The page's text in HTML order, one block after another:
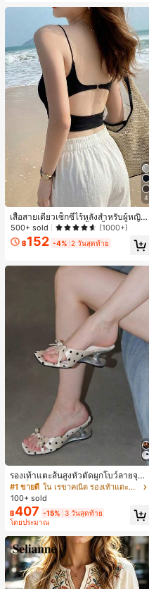
4
เสื้อสายเดี่ยวเซ็กซี่ไร้หลังสำหรับผู้หญิง
พร้อมบราแบบมีฟองน้ำ, เสื้อกล้ามแขน
กุด, เสื้อลำลองสีดำสำหรับฤดูร้อน
500+ sold (1000+)
฿152 -4% 2 วันสุดท้าย
รองเท้าแตะส้นสูงหัวตัดผูกโบว์ลายจุดส
ายเดี่ยวส้นไม่สมมาตรสำหรับผู้หญิง, รอ
งเท้าแตะส้นสูงหนังเทียมสีขาวหรูหรา
สำหรับฤดูร้อน
#1 ขายดี
ใน เรขาคณิต รองเท้าแตะส้นสูงผู้หญิง
100+ sold
฿407 -15% 3 วันสุดท้าย
โดยประมาณ